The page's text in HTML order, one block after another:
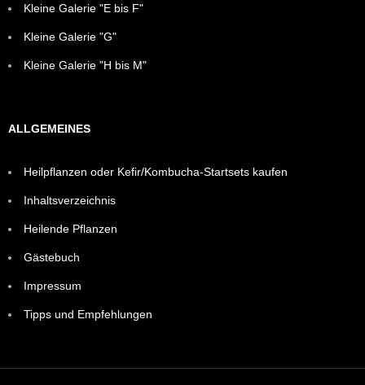
Kleine Galerie "E bis F"
Kleine Galerie "G"
Kleine Galerie "H bis M"
ALLGEMEINES
Heilpflanzen oder Kefir/Kombucha-Startsets kaufen
Inhaltsverzeichnis
Heilende Pflanzen
Gästebuch
Impressum
Tipps und Empfehlungen